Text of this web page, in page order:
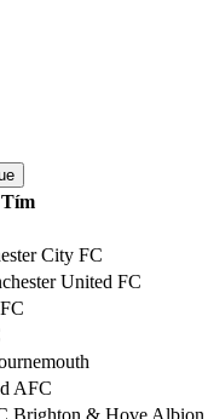
Tím
City FC
United FC
AFC
Brighton & Hove Albion